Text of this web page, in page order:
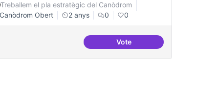
Treballem el pla estratègic del Canòdrom
Canòdrom Obert
2 anys 0 0
VoteVideojocs alternatius